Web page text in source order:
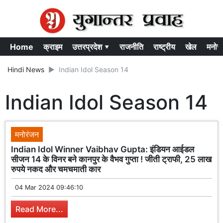
Home क्राइम उत्तरप्रदेश ▾ राजनीति राष्ट्रीय खेल
Hindi News Indian Idol Season 14
Indian Idol Season 14
मनोरंजन
Indian Idol Winner Vaibhav Gupta: इंडियन आईडल
सीजन 14 के विनर बने कानपुर के वैभव गुप्ता ! जीती ट्राफी, 25 लाख
रुपये नकद और चमचमाती कार
04 Mar 2024 09:46:10
Read More...